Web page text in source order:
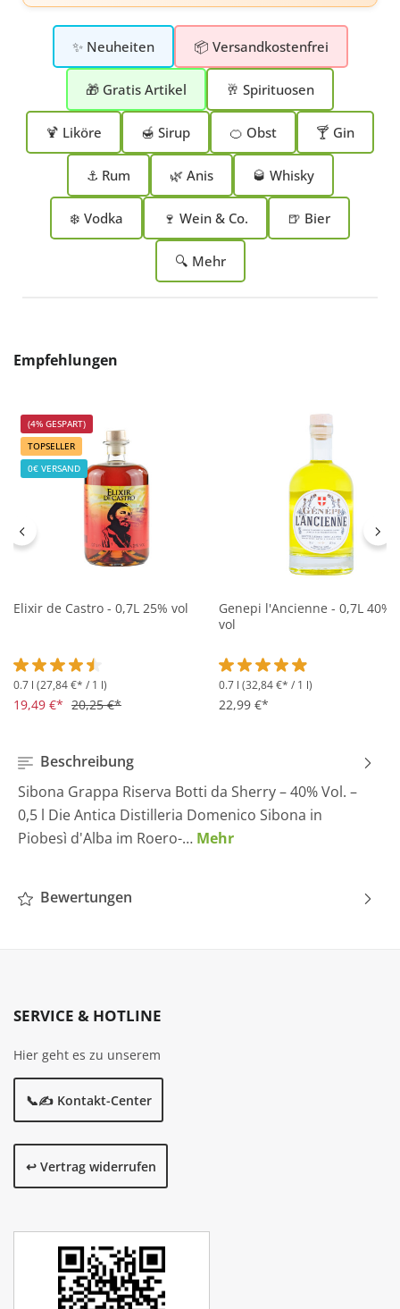
✨ Neuheiten 📦 Versandkostenfrei
🎁 Gratis Artikel 🥂 Spirituosen
🍹 Liköre 🍯 Sirup 🍊 Obst 🍸 Gin
⚓ Rum 🌿 Anis 🥃 Whisky
❄️ Vodka 🍷 Wein & Co. 🍺 Bier
🔍 Mehr
Produktgalerie überspringen
Empfehlungen
(4% GESPART)
TOPSELLER
0€ VERSAND
Elixir de Castro - 0,7L 25% vol
Durchschnittliche Bewertung von 4.5 von 5 Sternen
0.7 l (27,84 €* / 1 l)
19,49 €* 20,25 €*
Genepi l'Ancienne - 0,7L 40%
vol
Durchschnittliche
0.7 l (32,84 €* / 1 l)
22,99 €*
Beschreibung
Sibona Grappa Riserva Botti da Sherry – 40% Vol. –
0,5 l Die Antica Distilleria Domenico Sibona in
Piobesì d'Alba im Roero-… Mehr
Bewertungen
SERVICE & HOTLINE
Hier geht es zu unserem
📞✍️ Kontakt-Center
↩️ Vertrag widerrufen